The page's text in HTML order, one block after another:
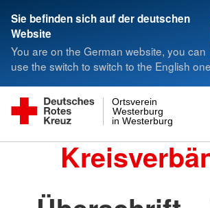
Sie befinden sich auf der deutschen
Website
You are on the German website, you can
use the switch to switch to the English one
in Westerburg
Westerburg
Ortsverein